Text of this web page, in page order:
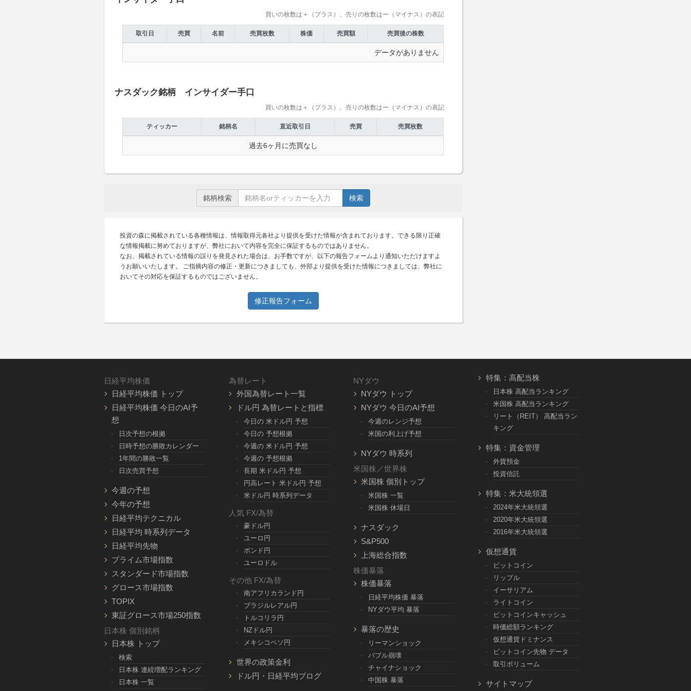
買いの枚数は＋（プラス）、売りの枚数はー（マイナス）の表記
取引日 売買 名前 売買枚数 株価 売買額 売買後の株数
データがありません
ナスダック銘柄 インサイダー手口
買いの枚数は＋（プラス）、売りの枚数はー（マイナス）の表記
ティッカー 銘柄名 直近取引日 売買 売買枚数
過去6ヶ月に売買なし
銘柄検索 検索
投資の森に掲載されている各種情報は、情報取得元各社より提供を受けた情報が含まれております。できる限り正確
な情報掲載に努めておりますが、弊社において内容を完全に保証するものではありません。
なお、掲載されている情報の誤りを発見された場合は、お手数ですが、以下の報告フォームより通知いただけますよ
うお願いいたします。 ご指摘内容の修正・更新につきましても、外部より提供を受けた情報につきましては、弊社に
おいてその対応を保証するものではございません。
修正報告フォーム
日経平均株価
日経平均株価 トップ
日経平均株価 今日のAI予
想
日次予想の根拠
日時予想の勝敗カレンダー
1年間の勝敗一覧
日次売買予想
今週の予想
今年の予想
日経平均テクニカル
日経平均 時系列データ
日経平均先物
プライム市場指数
スタンダード市場指数
グロース市場指数
TOPIX
東証グロース市場250指数
日本株 個別銘柄
日本株 トップ
検索
日本株 連続増配ランキング
日本株 一覧
為替レート
外国為替レート一覧
ドル円 為替レートと指標
今日の 米ドル円 予想
今日の 予想根拠
今週の 米ドル円 予想
今週の 予想根拠
長期 米ドル円 予想
円高レート 米ドル円 予想
米ドル円 時系列データ
人気 FX/為替
豪ドル円
ユーロ円
ポンド円
ユーロドル
その他 FX/為替
南アフリカランド円
ブラジルレアル円
トルコリラ円
NZドル円
メキシコペソ円
世界の政策金利
ドル円・日経平均ブログ
NYダウ
NYダウ トップ
NYダウ 今日のAI予想
今週のレンジ予想
米国の利上げ予想
NYダウ 時系列
米国株／世界株
米国株 個別トップ
米国株 一覧
米国株 休場日
ナスダック
S&P500
上海総合指数
株価暴落
株価暴落
日経平均株価 暴落
NYダウ平均 暴落
暴落の歴史
リーマンショック
バブル崩壊
チャイナショック
中国株 暴落
特集：高配当株
日本株 高配当ランキング
米国株 高配当ランキング
リート（REIT） 高配当ラン
キング
特集：資金管理
外貨預金
投資信託
特集：米大統領選
2024年米大統領選
2020年米大統領選
2016年米大統領選
仮想通貨
ビットコイン
リップル
イーサリアム
ライトコイン
ビットコインキャッシュ
時価総額ランキング
仮想通貨ドミナンス
ビットコイン先物 データ
取引ボリューム
サイトマップ